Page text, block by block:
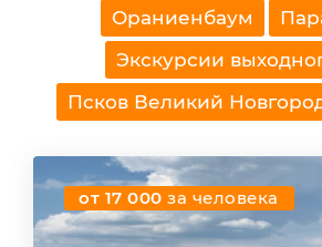
Ораниенбаум
Экскурсии
Псков Великий
от 17 000за человека